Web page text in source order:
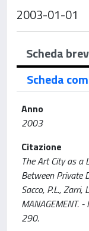
2003-01-01
Scheda
Scheda
Anno
2003
Citazione
The Art City as a
Between Private
Sacco, P.L., Zarri,
MANAGEMENT.
290.